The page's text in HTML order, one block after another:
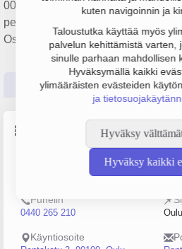
kuten navigoinnin ja
Taloustutka käyttää myös
palvelun kehittämistä varten,
sinulle parhaan mahdollisen
Hyväksymällä kaikki
ylimääräisten evästeiden käytön.
ja
Hyväksy
Hyväksy kaikki
000 €. Sen päätoimiala on Muu
perustamisvuosi 2008 ja sijainti
Osakeyhtiö (OY).
Perustiedot Tilinpäätösluvut
Puhelin
0440 265 210 Oulu
Käyntiosoite